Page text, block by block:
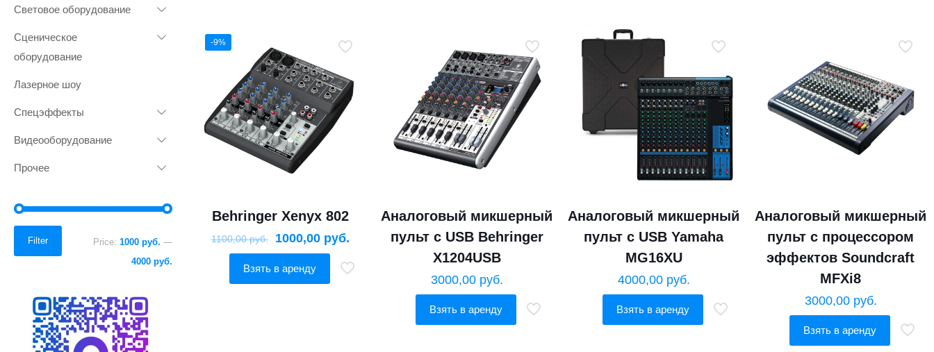
-9%
Behringer Xenyx 802
1100,00руб. 1000,00 руб.
Взять в аренду
Аналоговый микшерный
пульт с USB Behringer
X1204USB
3000,00 руб.
Взять в аренду
Аналоговый микшерный
пульт с USB Yamaha
MG16XU
4000,00 руб.
Взять в аренду
Аналоговый микшерный
пульт с процессором
эффектов Soundcraft
MFXi8
3000,00 руб.
Взять в аренду
Световое оборудование
Сценическое
оборудование
Лазерное шоу
Спецэффекты
Видеооборудование
Прочее
price
price
Filter Price: 1000 руб. —
4000 руб.